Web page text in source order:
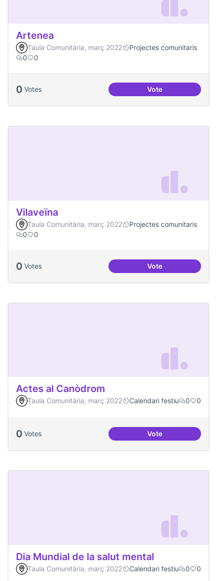
Artenea
Taula Comunitària, març 2022
Projectes comunitaris
0
0
0 Votes VoteArtenea
Vilaveïna
Taula Comunitària, març 2022
Projectes comunitaris
0
0
0 Votes VoteVilaveïna
Actes al Canòdrom
Taula Comunitària, març 2022 Calendari festiu 0 0
0 Votes VoteActes al Canòdrom
Dia Mundial de la salut mental
Taula Comunitària, març 2022 Calendari festiu 0 0